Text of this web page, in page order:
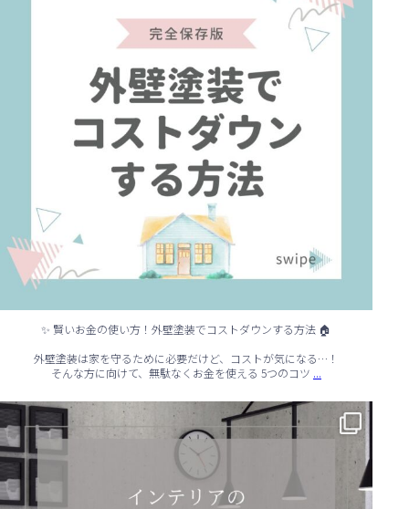
✨ 賢いお金の使い方！外壁塗装でコストダウンする方法 🏠
外壁塗装は家を守るために必要だけど、コストが気になる…！
そんな方に向けて、無駄なくお金を使える 5つのコツ ...
✨ シンプルでもおしゃれ！インテリアの引き算テクニック ✨
...